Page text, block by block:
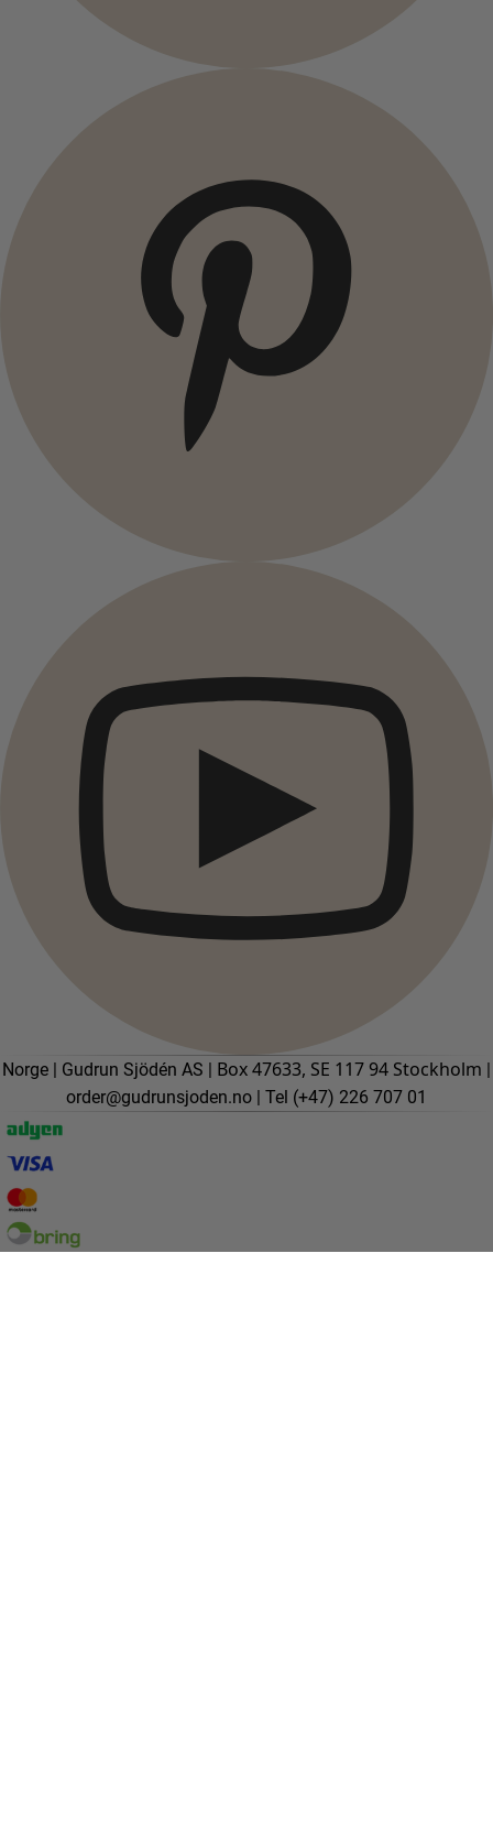
Kampanjer Åpne meny Kampanjer
Kampanjer
Alle kampanjene
Premierepris